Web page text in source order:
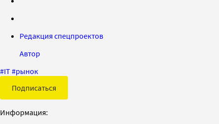
Редакция спецпроектов
Автор
#IT#рынок
Подписаться
Информация: